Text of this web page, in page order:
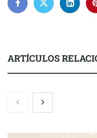
ARTÍCULOS
NOVA: innovación y
mano de Tormo Franquicias